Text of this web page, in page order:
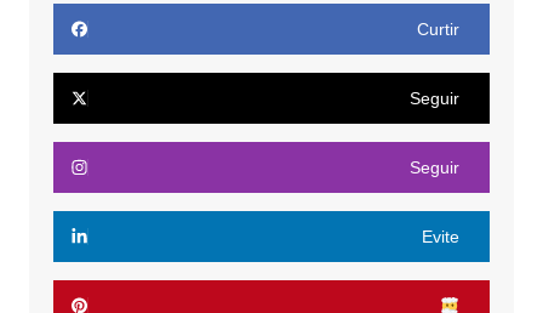
Curtir
Seguir
Seguir
Evite